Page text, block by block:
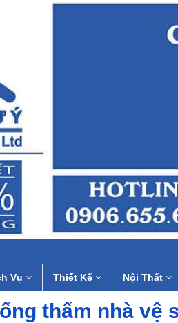
Vụ Thiết Kế Nội Thất
thấm nhà vệ